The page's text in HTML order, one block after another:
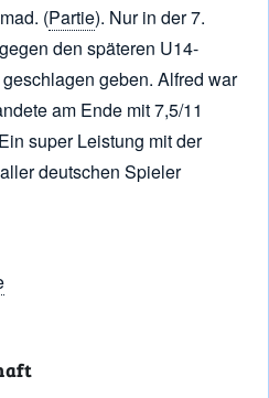
(Partie). Nur in der 7.
den späteren U14-
geben. Alfred war
am Ende mit 7,5/11
super Leistung mit der
deutschen Spieler